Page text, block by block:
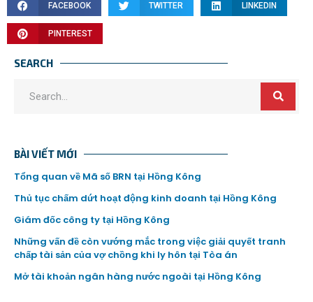
FACEBOOK TWITTER LINKEDIN
PINTEREST
SEARCH
BÀI VIẾT MỚI
Tổng quan về Mã số BRN tại Hồng Kông
Thủ tục chấm dứt hoạt động kinh doanh tại Hồng Kông
Giám đốc công ty tại Hồng Kông
Những vấn đề còn vướng mắc trong việc giải quyết tranh
chấp tài sản của vợ chồng khi ly hôn tại Tòa án
Mở tài khoản ngân hàng nước ngoài tại Hồng Kông